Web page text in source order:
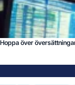
Hoppa över